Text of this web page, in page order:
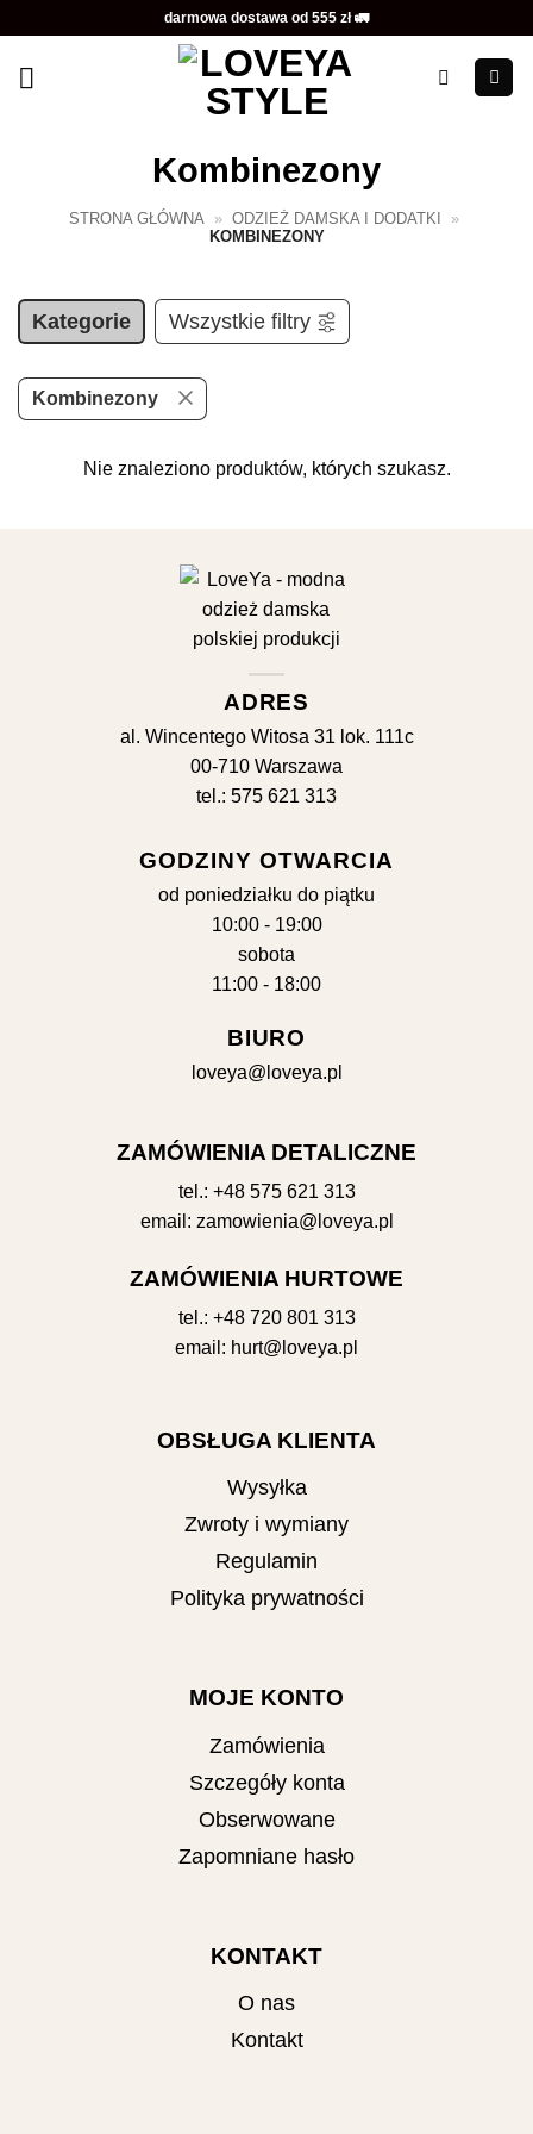
zawartości
darmowa dostawa od 555 zł 🚛
Kombinezony
STRONA GŁÓWNA » ODZIEŻ DAMSKA I DODATKI
»
KOMBINEZONY
Kategorie Wszystkie filtry
Kombinezony
Nie znaleziono produktów, których szukasz.
ADRES
al. Wincentego Witosa 31 lok. 111c
00-710 Warszawa
tel.: 575 621 313
GODZINY OTWARCIA
od poniedziałku do piątku
10:00 - 19:00
sobota
11:00 - 18:00
BIURO
loveya@loveya.pl
ZAMÓWIENIA DETALICZNE
tel.: +48 575 621 313
email: zamowienia@loveya.pl
ZAMÓWIENIA HURTOWE
tel.: +48 720 801 313
email: hurt@loveya.pl
OBSŁUGA KLIENTA
Wysyłka
Zwroty i wymiany
Regulamin
Polityka prywatności
MOJE KONTO
Zamówienia
Szczegóły konta
Obserwowane
Zapomniane hasło
KONTAKT
O nas
Kontakt